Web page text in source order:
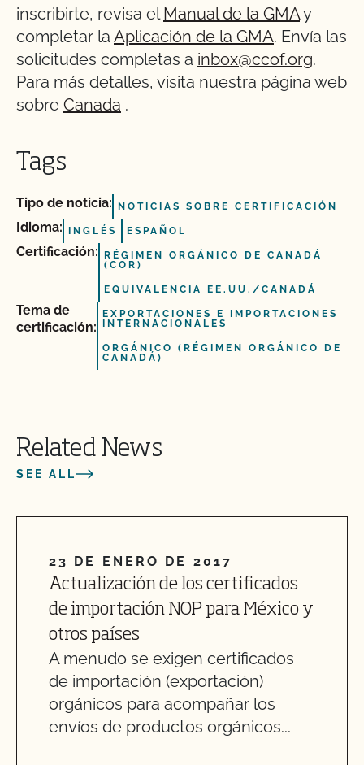
inscribirte, revisa elManual de la GMAy
completar la Aplicación de la GMA. Envía las
solicitudes completas a inbox@ccof.org.
Para más detalles, visita nuestra página web
sobre Canada .
Tags
Tipo de noticia: NOTICIAS SOBRE CERTIFICACIÓN
Idioma: INGLÉS ESPAÑOL
Certificación:
RÉGIMEN ORGÁNICO DE CANADÁ
(COR)
EQUIVALENCIA EE.UU./CANADÁ
Tema de
certificación:
EXPORTACIONES E IMPORTACIONES
INTERNACIONALES
ORGÁNICO (RÉGIMEN ORGÁNICO DE
CANADÁ)
Related News
SEE ALL
23 DE ENERO DE 2017
Actualización de los certificados
de importación NOP para México y
otros países
A menudo se exigen certificados
de importación (exportación)
orgánicos para acompañar los
envíos de productos orgánicos...